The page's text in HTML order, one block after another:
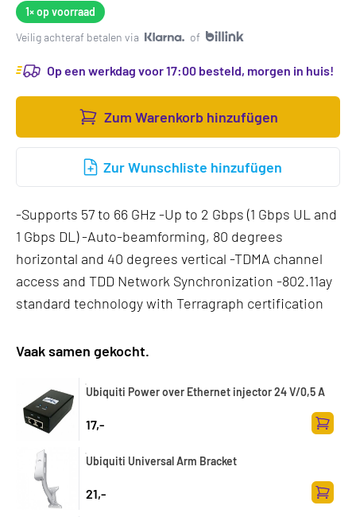
1×op voorraad
Veilig achteraf betalen via
of
Op een werkdag voor 17:00 besteld, morgen in huis!
Zum Warenkorb hinzufügen
Zur Wunschliste hinzufügen
-Supports 57 to 66 GHz -Up to 2 Gbps (1 Gbps UL and
1 Gbps DL) -Auto-beamforming, 80 degrees
horizontal and 40 degrees vertical -TDMA channel
access and TDD Network Synchronization -802.11ay
standard technology with Terragraph certification
Vaak samen gekocht.
Ubiquiti Power over Ethernet injector 24 V/0,5 A
17,-
Zum
Ubiquiti Universal Arm Bracket
21,-
Zum